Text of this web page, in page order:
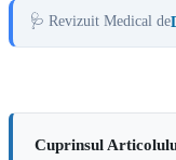
🩺 Revizuit Medical de
Cuprinsul